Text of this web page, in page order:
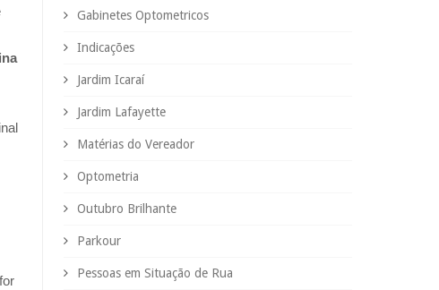
Gabinetes Optometricos
Indicações
Jardim Icaraí
Jardim Lafayette
Matérias do Vereador
Optometria
Outubro Brilhante
Parkour
Pessoas em Situação de Rua